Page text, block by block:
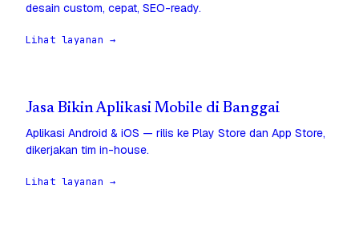
desain custom, cepat, SEO-ready.
Lihat layanan →
Jasa Bikin Aplikasi Mobile di Banggai
Aplikasi Android & iOS — rilis ke Play Store dan App Store,
dikerjakan tim in-house.
Lihat layanan →